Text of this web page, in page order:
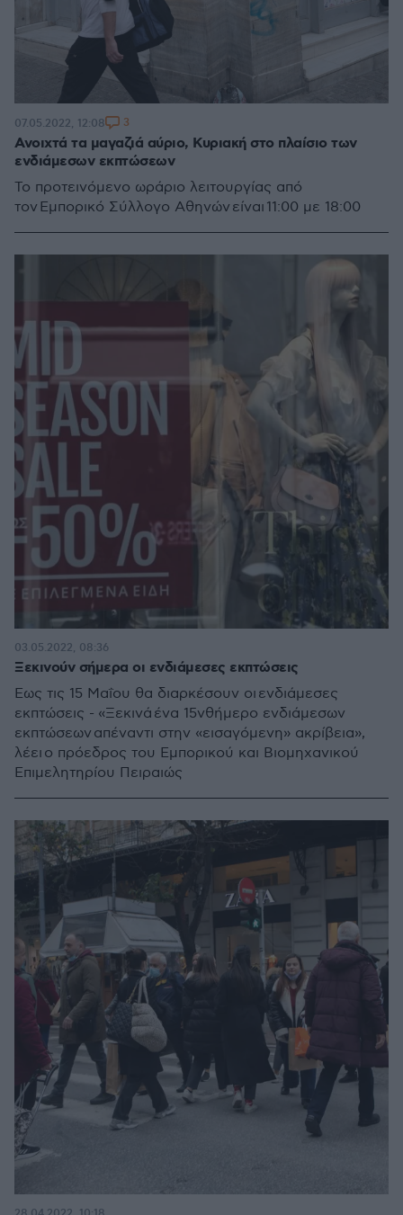
Ανοιχτά τα μαγαζιά αύριο, Κυριακή στο πλαίσιο των
ενδιάμεσων εκπτώσεων
Το προτεινόμενο ωράριο λειτουργίας από
τον Εμπορικό Σύλλογο Αθηνών είναι 11:00 με 18:00
07.05.2022, 12:08 3
Ξεκινούν σήμερα οι ενδιάμεσες εκπτώσεις
Εως τις 15 Μαΐου θα διαρκέσουν οι ενδιάμεσες
εκπτώσεις - «Ξεκινά ένα 15νθήμερο ενδιάμεσων
εκπτώσεων απέναντι στην «εισαγόμενη» ακρίβεια»,
λέει ο πρόεδρος του Εμπορικού και Βιομηχανικού
Επιμελητηρίου Πειραιώς
03.05.2022, 08:36